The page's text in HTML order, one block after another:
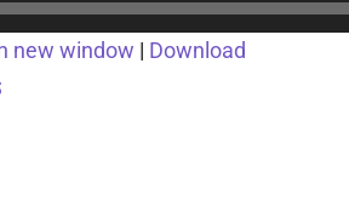
new window | Download